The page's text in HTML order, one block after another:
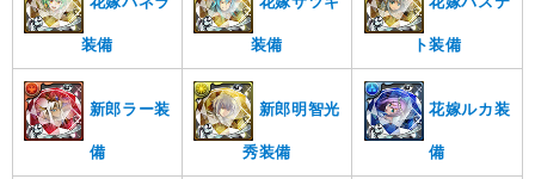
装備 装備 ト装備
新郎ラー装
備
新郎明智光
秀装備
花嫁ルカ装
備